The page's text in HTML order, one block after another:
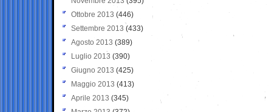
Ottobre 2013 (446)
Settembre 2013 (433)
Agosto 2013 (389)
Luglio 2013 (390)
Giugno 2013 (425)
Maggio 2013 (413)
Aprile 2013 (345)